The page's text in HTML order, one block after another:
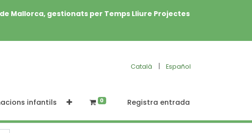
Mallorca, gestionats per Temps Lliure Projectes
Català | Español
infantils 0 Registra entrada